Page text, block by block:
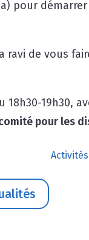
pour
ravi de vous
19h30,
pour les